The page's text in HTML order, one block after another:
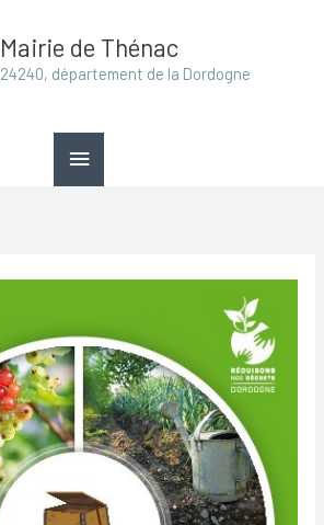
Mairie de Thénac
24240, département de la Dordogne
principal